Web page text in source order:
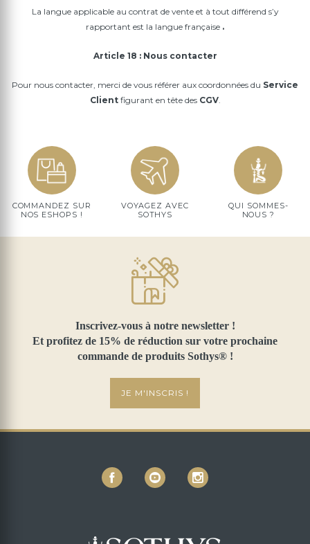
La langue applicable au contrat de vente et à tout différend s’y
rapportant est la langue française .
Article 18 : Nous contacter
Pour nous contacter, merci de vous référer aux coordonnées du Service
Client figurant en tête des CGV.
COMMANDEZ SUR
NOS ESHOPS !
VOYAGEZ AVEC
SOTHYS
QUI SOMMES-
NOUS ?
Inscrivez-vous à notre newsletter !
Et profitez de 15% de réduction sur votre prochaine
commande de produits Sothys® !
JE M'INSCRIS !